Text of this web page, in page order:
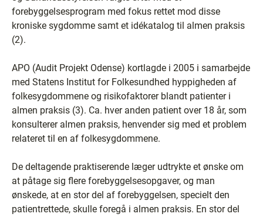
forebyggelsesprogram med fokus rettet mod disse
kroniske sygdomme samt et idékatalog til almen praksis
(2).
APO (Audit Projekt Odense) kortlagde i 2005 i samarbejde
med Statens Institut for Folkesundhed hyppigheden af
folkesygdommene og risikofaktorer blandt patienter i
almen praksis (3). Ca. hver anden patient over 18 år, som
konsulterer almen praksis, henvender sig med et problem
relateret til en af folkesygdommene.
De deltagende praktiserende læger udtrykte et ønske om
at påtage sig flere forebyggelsesopgaver, og man
ønskede, at en stor del af forebyggelsen, specielt den
patientrettede, skulle foregå i almen praksis. En stor del